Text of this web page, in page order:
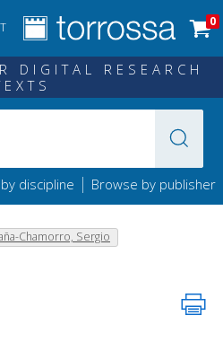
0
DIGITAL RESEARCH
discipline | Browse by publisher
Chamorro, Sergio